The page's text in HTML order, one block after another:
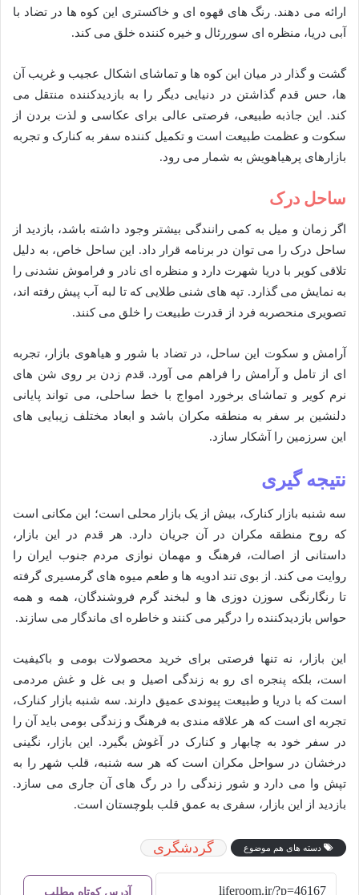
ارائه می دهند. رنگ های قهوه ای و خاکستری این کوه ها در تضاد با
آبی دریا، منظره ای سوررئال و خیره کننده خلق می کند.
گشت و گذار در میان این کوه ها و تماشای اشکال عجیب و غریب آن
ها، حس قدم گذاشتن در دنیایی دیگر را به بازدیدکننده منتقل می
کند. این جاذبه طبیعی، فرصتی عالی برای عکاسی و لذت بردن از
سکوت و عظمت طبیعت است و تکمیل کننده سفر به کنارک و تجربه
بازارهای پرهیاهویش به شمار می رود.
ساحل درک
اگر زمان و میل به کمی رانندگی بیشتر وجود داشته باشد، بازدید از
ساحل درک را می توان در برنامه قرار داد. این ساحل خاص، به دلیل
تلاقی کویر با دریا شهرت دارد و منظره ای نادر و فراموش نشدنی را
به نمایش می گذارد. تپه های شنی طلایی که تا لبه آب پیش رفته اند،
تصویری منحصربه فرد از قدرت طبیعت را خلق می کنند.
آرامش و سکوت این ساحل، در تضاد با شور و هیاهوی بازار، تجربه
ای از تامل و آرامش را فراهم می آورد. قدم زدن بر روی شن های
نرم کویر و تماشای برخورد امواج با خط ساحلی، می تواند پایانی
دلنشین بر سفر به منطقه مکران باشد و ابعاد مختلف زیبایی های
این سرزمین را آشکار سازد.
نتیجه گیری
سه شنبه بازار کنارک، بیش از یک بازار محلی است؛ این مکانی است
که روح منطقه مکران در آن جریان دارد. هر قدم در این بازار،
داستانی از اصالت، فرهنگ و مهمان نوازی مردم جنوب ایران را
روایت می کند. از بوی تند ادویه ها و طعم میوه های گرمسیری گرفته
تا رنگارنگی سوزن دوزی ها و لبخند گرم فروشندگان، همه و همه
حواس بازدیدکننده را درگیر می کنند و خاطره ای ماندگار می سازند.
این بازار، نه تنها فرصتی برای خرید محصولات بومی و باکیفیت
است، بلکه پنجره ای رو به زندگی اصیل و بی غل و غش مردمی
است که با دریا و طبیعت پیوندی عمیق دارند. سه شنبه بازار کنارک،
تجربه ای است که هر علاقه مندی به فرهنگ و زندگی بومی باید آن را
در سفر خود به چابهار و کنارک در آغوش بگیرد. این بازار، نگینی
درخشان در سواحل مکران است که هر سه شنبه، قلب شهر را به
تپش وا می دارد و شور زندگی را در رگ های آن جاری می سازد.
بازدید از این بازار، سفری به عمق قلب بلوچستان است.
دسته های هم موضوع گردشگری
آدرس کوتاه مطلب